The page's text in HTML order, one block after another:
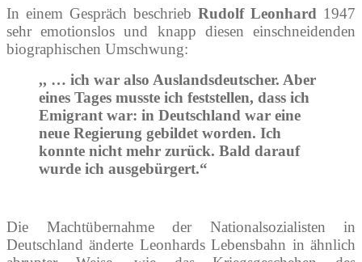
In einem Gespräch beschrieb Rudolf Leonhard 1947
sehr emotionslos und knapp diesen einschneidenden
biographischen Umschwung:
,, … ich war also Auslandsdeutscher. Aber
eines Tages musste ich feststellen, dass ich
Emigrant war: in Deutschland war eine
neue Regierung gebildet worden. Ich
konnte nicht mehr zurück. Bald darauf
wurde ich ausgebürgert.“
Die Machtübernahme der Nationalsozialisten in
Deutschland änderte Leonhards Lebensbahn in ähnlich